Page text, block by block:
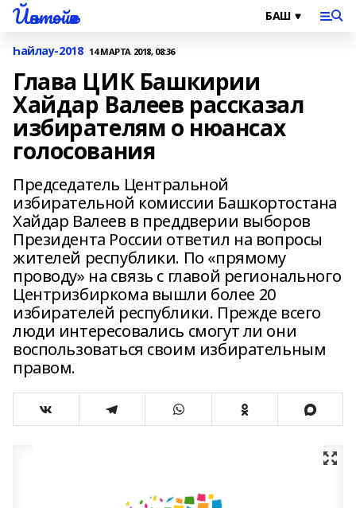
Йәнтөйәк
Һайлау-2018 14 МАРТА 2018, 08:36
Глава ЦИК Башкирии
Хайдар Валеев рассказал
избирателям о нюансах
голосования
Председатель Центральной
избирательной комиссии Башкортостана
Хайдар Валеев в преддверии выборов
Президента России ответил на вопросы
жителей республики. По «прямому
проводу» на связь с главой регионального
Центризбиркома вышли более 20
избирателей республики. Прежде всего
люди интересовались смогут ли они
воспользоваться своим избирательным
правом.